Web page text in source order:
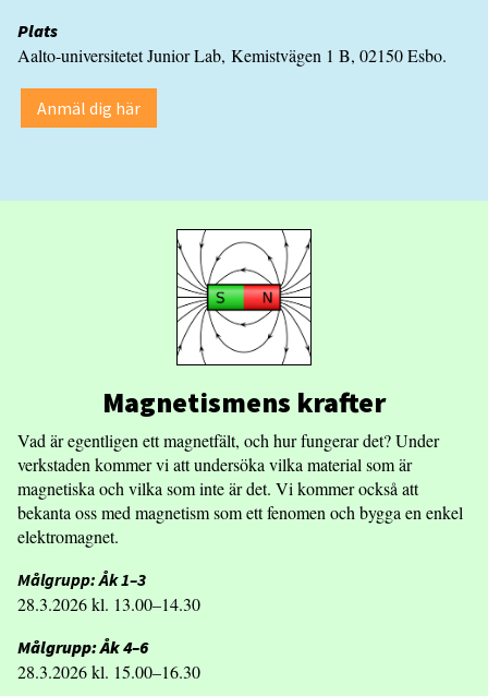
Plats
Aalto-universitetet Junior Lab, Kemistvägen 1 B, 02150 Esbo.
Anmäl dig här
Magnetismens krafter
Vad är egentligen ett magnetfält, och hur fungerar det? Under
verkstaden kommer vi att undersöka vilka material som är
magnetiska och vilka som inte är det. Vi kommer också att
bekanta oss med magnetism som ett fenomen och bygga en enkel
elektromagnet.
Målgrupp: Åk 1–3
28.3.2026 kl. 13.00–14.30
Målgrupp: Åk 4–6
28.3.2026 kl. 15.00–16.30